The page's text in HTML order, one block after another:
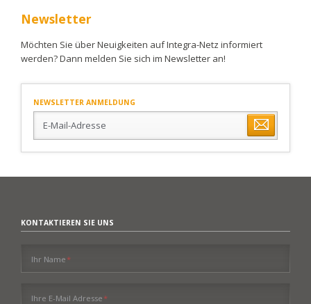
Newsletter
Möchten Sie über Neuigkeiten auf Integra-Netz informiert
werden? Dann melden Sie sich im Newsletter an!
NEWSLETTER ANMELDUNG
Mail-
KONTAKTIEREN SIE UNS
Pflichtfeld
Ihr Name*
Pflichtfeld
Ihre E-Mail Adresse*